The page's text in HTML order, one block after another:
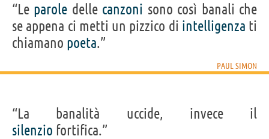
“Le parole delle canzoni sono così banali che
se appena ci metti un pizzico di intelligenza ti
chiamano poeta.”
PAUL SIMON
“La banalità uccide, invece il
silenzio fortifica.”